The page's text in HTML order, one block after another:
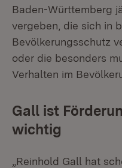
Baden-Württemberg
vergeben, die sich in
Bevölkerungsschutz
oder die besonders
Verhalten im
Gall ist
wichtig
„Reinhold Gall hat